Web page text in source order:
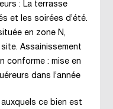
: La terrasse
et les soirées d’été.
en zone N,
Assainissement
conforme : mise en
dans l’année
ce bien est